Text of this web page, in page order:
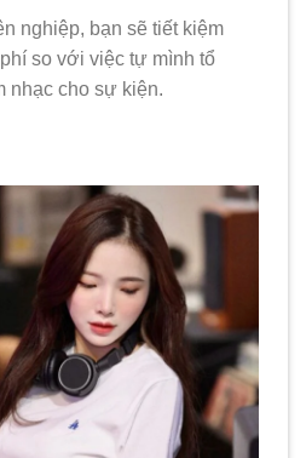
nghiệp, bạn sẽ tiết kiệm
so với việc tự mình tổ
nhạc cho sự kiện.